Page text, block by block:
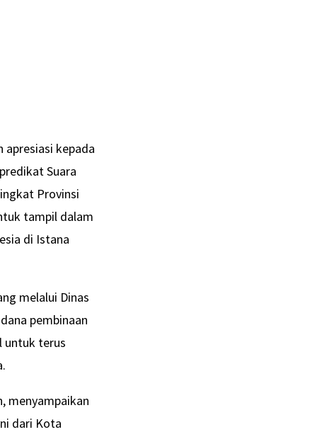
kepada
Suara
Provinsi
tampil dalam
di Istana
melalui Dinas
pembinaan
untuk terus
menyampaikan
dari Kota